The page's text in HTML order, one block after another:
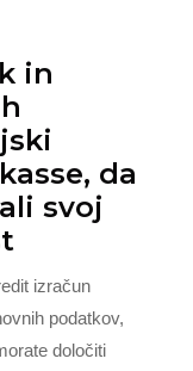
in
da
svoj
izračun
podatkov,
določiti